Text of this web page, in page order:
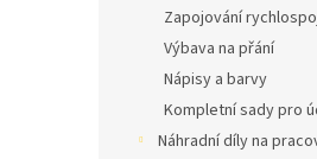
Zapojování
Výbava na přání
Nápisy a barvy
Kompletní sady pro
Náhradní díly na